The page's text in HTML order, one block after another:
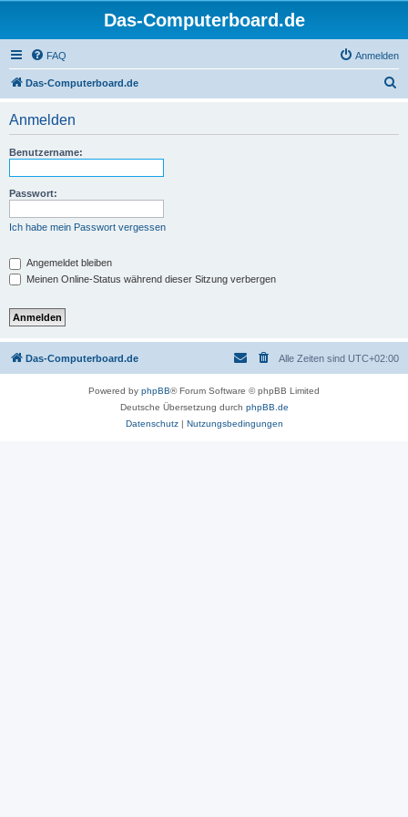
Das-Computerboard.de
FAQ Anmelden
Das-Computerboard.de
Anmelden
Benutzername:
Passwort:
Ich habe mein Passwort vergessen
Angemeldet bleiben
Meinen Online-Status während dieser Sitzung verbergen
Das-Computerboard.de Alle Zeiten sind UTC+02:00
Powered by phpBB® Forum Software © phpBB Limited
Deutsche Übersetzung durch phpBB.de
Datenschutz| Nutzungsbedingungen